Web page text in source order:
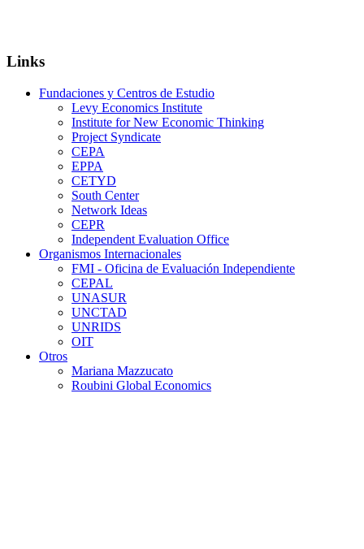
Links
Fundaciones y Centros de Estudio
Levy Economics Institute
Institute for New Economic Thinking
Project Syndicate
CEPA
EPPA
CETYD
South Center
Network Ideas
CEPR
Independent Evaluation Office
Organismos Internacionales
FMI - Oficina de Evaluación Independiente
CEPAL
UNASUR
UNCTAD
UNRIDS
OIT
Otros
Mariana Mazzucato
Roubini Global Economics